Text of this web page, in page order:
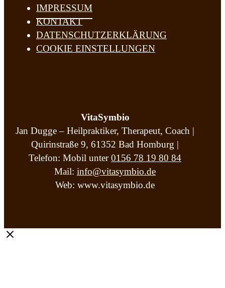
IMPRESSUM
KONTAKT
DATENSCHUTZERKLÄRUNG
COOKIE EINSTELLUNGEN
VitaSymbio
Jan Dugge – Heilpraktiker, Therapeut, Coach |
Quirinstraße 9, 61352 Bad Homburg |
Telefon: Mobil unter0156 78 19 80 84
Mail: info@vitasymbio.de
Web: www.vitasymbio.de